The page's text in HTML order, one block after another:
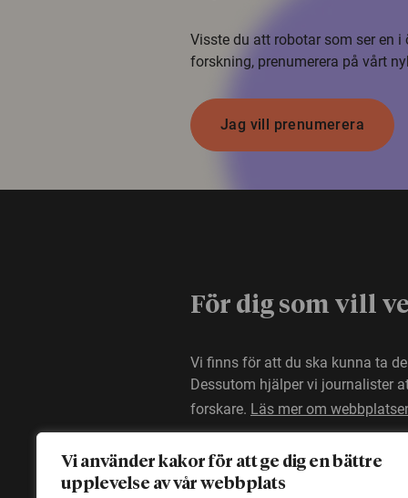
Vi använder kakor för att ge dig en bättre
upplevelse av vår webbplats
Visste du att robotar som ser en
forskning, prenumerera på vårt
Jag vill prenumerera
För dig som vill
Vi finns för att du ska kunna ta
Dessutom hjälper vi journalister
forskare. Läs mer om